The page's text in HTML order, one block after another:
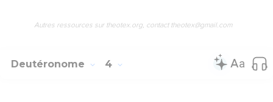
Autres ressources sur theotex.org, contact theotex@gmail.com
Deutéronome 4